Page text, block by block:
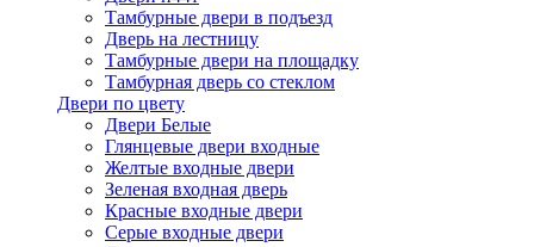
Тамбурные двери в подъезд
Дверь на лестницу
Тамбурные двери на площадку
Тамбурная дверь со стеклом
Двери по цвету
Двери Белые
Глянцевые двери входные
Желтые входные двери
Зеленая входная дверь
Красные входные двери
Серые входные двери